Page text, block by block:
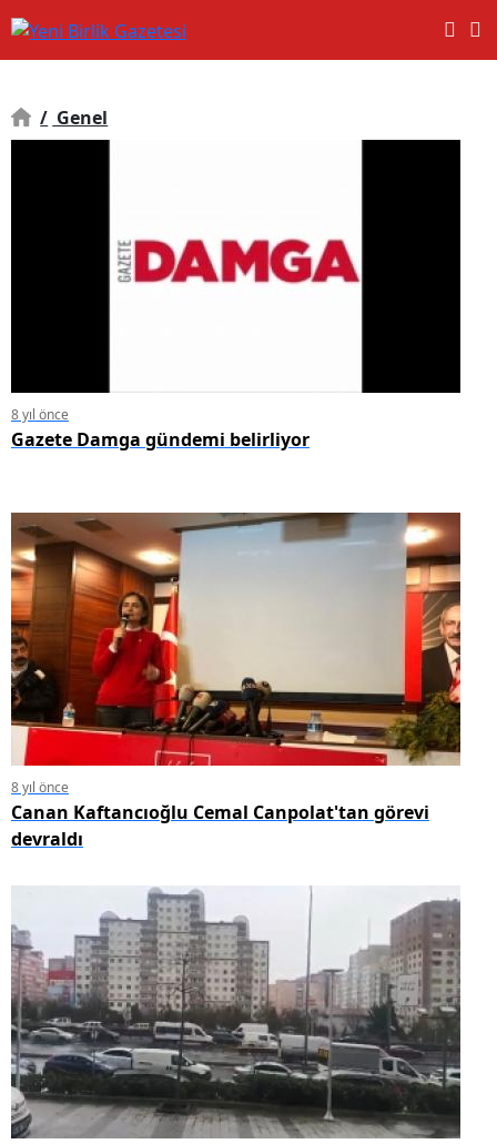
/ Genel
8 yıl önce
Gazete Damga gündemi belirliyor
8 yıl önce
Canan Kaftancıoğlu Cemal Canpolat'tan görevi
devraldı